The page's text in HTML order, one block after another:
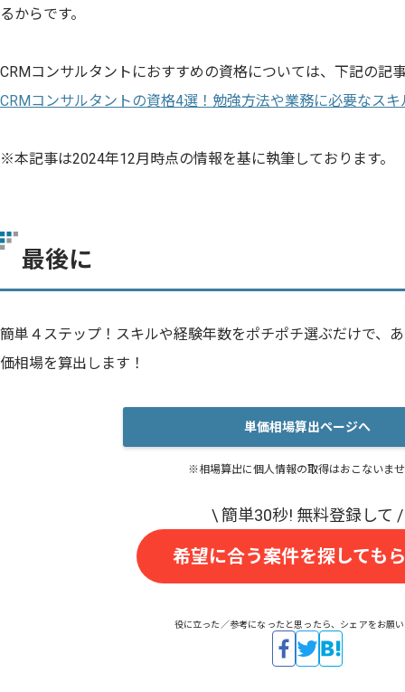
るからです。
CRMコンサルタントにおすすめの資格については、下記の記
CRMコンサルタントの資格4選！勉強方法や業務に必要なスキ
※本記事は2024年12月時点の情報を基に執筆しております。
最後に
簡単４ステップ！スキルや経験年数をポチポチ選ぶだけで、
価相場を算出します！
単価相場算出ページへ
※相場算出に個人情報の取得はおこないま
希望に合う案件を探しても
役に立った／参考になったと思ったら、シェアをお願